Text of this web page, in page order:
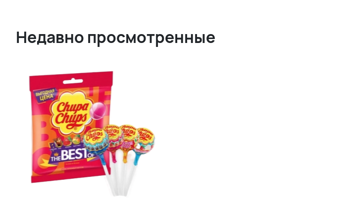
Недавно просмотренные